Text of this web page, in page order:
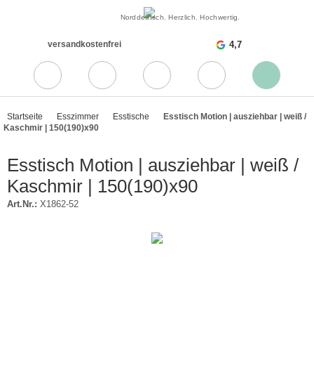
Norddeutsch. Herzlich. Hochwertig.
versandkostenfrei 4,7
Startseite Esszimmer Esstische
Esstisch Motion | ausziehbar | weiß /
Kaschmir | 150(190)x90
Esstisch Motion | ausziehbar | weiß /
Kaschmir | 150(190)x90
Art.Nr.: X1862-52